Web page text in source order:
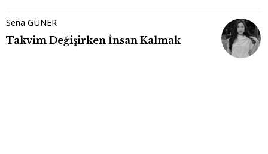
Sena GÜNER
Takvim Değişirken İnsan Kalmak